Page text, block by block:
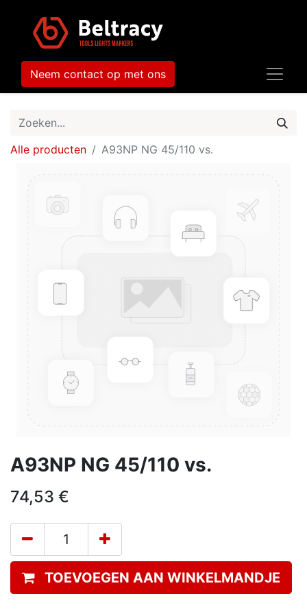
Neem contact op met ons
Alle producten A93NP NG 45/110 vs.
A93NP NG 45/110 vs.
74,53 €
TOEVOEGEN AAN WINKELMANDJE